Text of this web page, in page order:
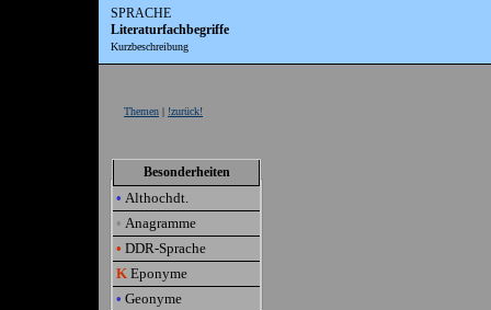
SPRACHE
Literaturfachbegriffe
Kurzbeschreibung
Themen | !zurück!
Besonderheiten
• Althochdt.
• Anagramme
• DDR-Sprache
K Eponyme
• Geonyme